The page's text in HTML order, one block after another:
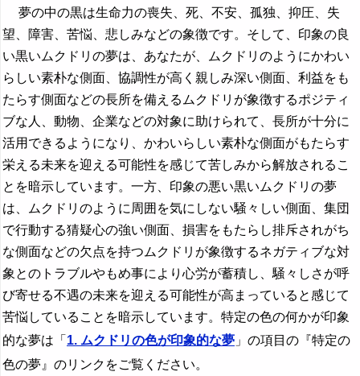
夢の中の黒は生命力の喪失、死、不安、孤独、抑圧、失
望、障害、苦悩、悲しみなどの象徴です。そして、印象の良
い黒いムクドリの夢は、あなたが、ムクドリのようにかわい
らしい素朴な側面、協調性が高く親しみ深い側面、利益をも
たらす側面などの長所を備えるムクドリが象徴するポジティ
ブな人、動物、企業などの対象に助けられて、長所が十分に
活用できるようになり、かわいらしい素朴な側面がもたらす
栄える未来を迎える可能性を感じて苦しみから解放されるこ
とを暗示しています。一方、印象の悪い黒いムクドリの夢
は、ムクドリのように周囲を気にしない騒々しい側面、集団
で行動する猜疑心の強い側面、損害をもたらし排斥されがち
な側面などの欠点を持つムクドリが象徴するネガティブな対
象とのトラブルやもめ事により心労が蓄積し、騒々しさが呼
び寄せる不遇の未来を迎える可能性が高まっていると感じて
苦悩していることを暗示しています。特定の色の何かが印象
的な夢は「 1. ムクドリの色が印象的な夢 」の項目の『特定の
色の夢』のリンクをご覧ください。